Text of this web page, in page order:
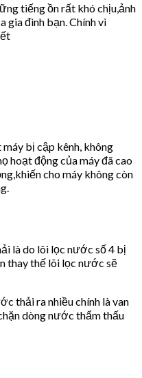
tiếng ồn rất khó chịu,ảnh
gia đình bạn. Chính vì
bị cập kênh, không
hoạt động của máy đã cao
cho máy không còn
là do lõi lọc nước số 4 bị
thay thế lõi lọc nước sẽ
thải ra nhiều chính là van
dòng nước thẩm thấu